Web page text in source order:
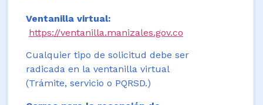
Ventanilla virtual:
https://ventanilla.manizales.gov.co
Cualquier tipo de solicitud debe ser
radicada en la ventanilla virtual
(Trámite, servicio o PQRSD.)